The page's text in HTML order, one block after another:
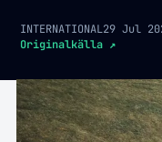
INTERNATIONAL29 Jul
Originalkälla ↗